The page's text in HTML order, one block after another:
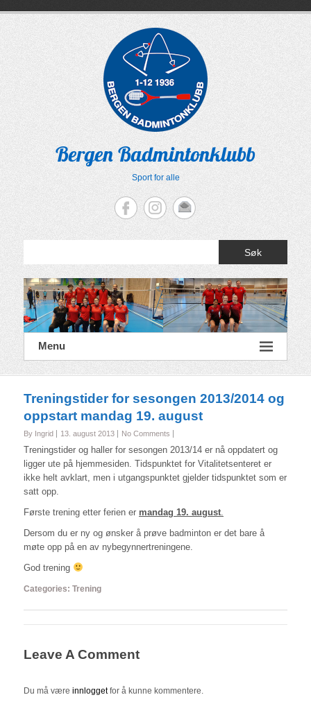
Bergen Badmintonklubb
Sport for alle
Søk
Menu
Treningstider for sesongen 2013/2014 og
oppstart mandag 19. august
By Ingrid 13. august 2013 No Comments
Treningstider og haller for sesongen 2013/14 er nå oppdatert og
ligger ute på hjemmesiden. Tidspunktet for Vitalitetsenteret er
ikke helt avklart, men i utgangspunktet gjelder tidspunktet som er
satt opp.
Første trening etter ferien er mandag 19. august
Dersom du er ny og ønsker å prøve badminton er det bare å
møte opp på en av nybegynnertreningene.
God trening
Categories: Trening
Leave A Comment
Du må være innloggetfor å kunne kommentere.